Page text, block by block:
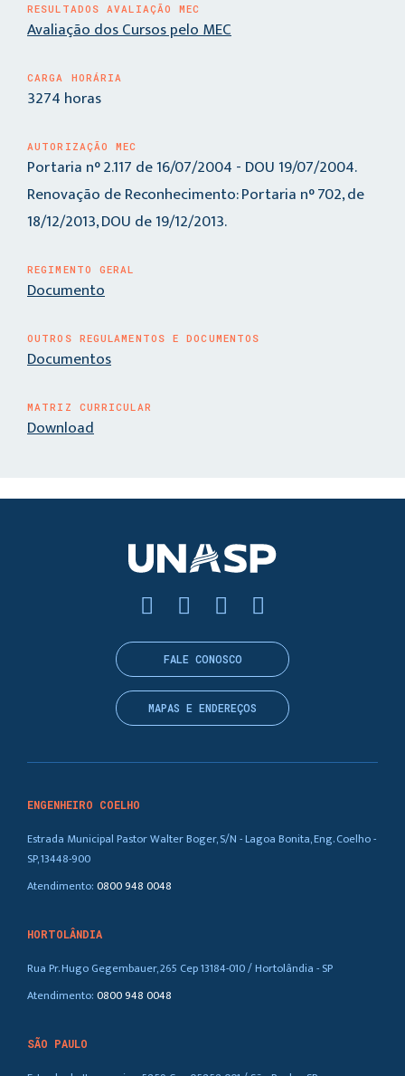
RESULTADOS AVALIAÇÃO MEC
Avaliação dos Cursos pelo MEC
CARGA HORÁRIA
3274 horas
AUTORIZAÇÃO MEC
Portaria n° 2.117 de 16/07/2004 - DOU 19/07/2004.
Renovação de Reconhecimento: Portaria n° 702, de
18/12/2013, DOU de 19/12/2013.
REGIMENTO GERAL
Documento
OUTROS REGULAMENTOS E DOCUMENTOS
Documentos
MATRIZ CURRICULAR
Download
ENGENHEIRO COELHO
Estrada Municipal Pastor Walter Boger, S/N - Lagoa Bonita, Eng. Coelho -
SP, 13448-900
Atendimento:0800 948 0048
HORTOLÂNDIA
Rua Pr. Hugo Gegembauer, 265 Cep 13184-010 / Hortolândia - SP
Atendimento:0800 948 0048
SÃO PAULO
FALE CONOSCO
MAPAS E ENDEREÇOS